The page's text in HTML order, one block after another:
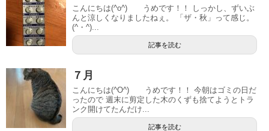
こんにちは(^o^) うめです！！ しっかし、ずいぶ
んと涼しくなりましたねぇ。 「ザ・秋」って感じ。
(^・^)...
記事を読む
７月
こんにちは(^O^) うめです！！ 今朝はゴミの日だ
ったので 週末に剪定した木のくずも捨てようとトラ
ンク開けてたんだけ...
記事を読む